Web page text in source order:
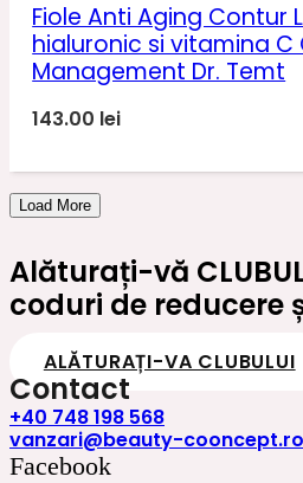
Fiole Anti Aging Contur
hialuronic si vitamina C
Management Dr. Temt
143.00 lei
Load More
Alăturați-vă
coduri de reducere
ALĂTURAȚI-VA CLUBULUI
Contact
+40 748 198 568
vanzari@beauty-cooncept.ro
Facebook